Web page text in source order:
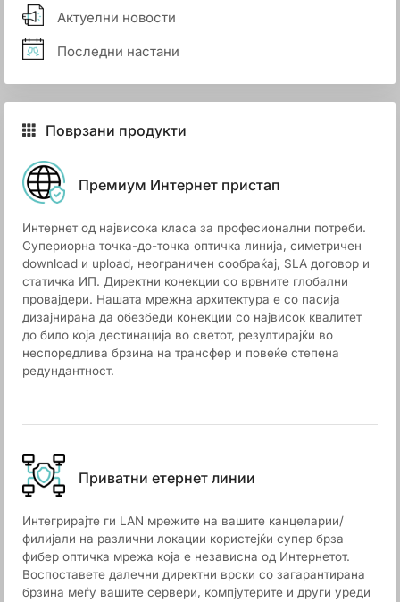
Актуелни новости
Последни настани
Поврзани продукти
Премиум Интернет пристап
Интернет од највисока класа за професионални потреби.
Супериорна точка-до-точка оптичка линија, симетричен
download и upload, неограничен сообраќај, SLA договор и
статичка ИП. Директни конекции со врвните глобални
провајдери. Нашата мрежна архитектура е со пасија
дизајнирана да обезбеди конекции со највисок квалитет
до било која дестинација во светот, резултирајќи во
неспоредлива брзина на трансфер и повеќе степена
редундантност.
Приватни етернет линии
Интегрирајте ги LAN мрежите на вашите канцеларии/
филијали на различни локации користејќи супер брза
фибер оптичка мрежа која е независна од Интернетот.
Воспоставете далечни директни врски со загарантирана
брзина меѓу вашите сервери, компјутерите и други уреди